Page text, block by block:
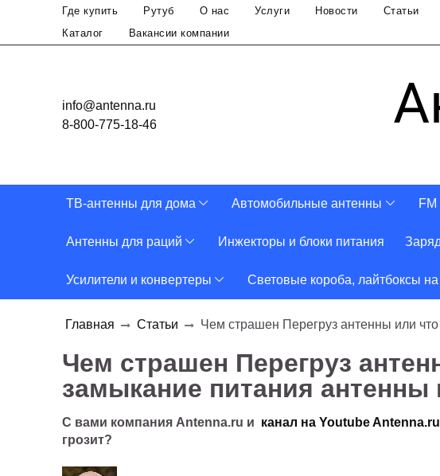
Где купить Рутуб О нас Услуги Новости Статьи
Каталог
Вакансии компании
info@antenna.ru
8-800-775-18-46
ТВ-антенны для дома Автомобильные антенны
Антенны для раций Инжекторы и блоки питания
Усилители и конвертеры Световые короба, лайтбоксы
Главная Статьи Чем страшен Перегруз антенны или
Чем страшен Перегруз
замыкание питания
С вами компания Antenna.ru и канал на Youtube
грозит?